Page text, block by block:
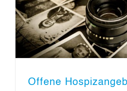
Offene